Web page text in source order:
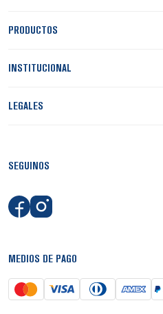
PRODUCTOS
INSTITUCIONAL
LEGALES
SEGUINOS
MEDIOS DE PAGO